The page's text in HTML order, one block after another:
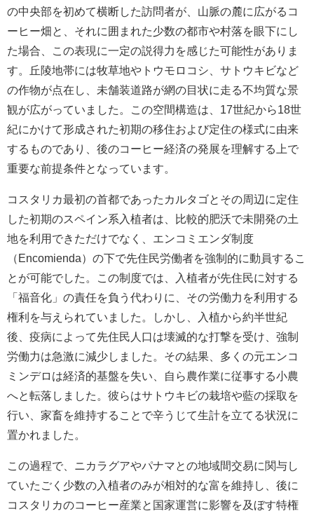
の中央部を初めて横断した訪問者が、山脈の麓に広がるコ
ーヒー畑と、それに囲まれた少数の都市や村落を眼下にし
た場合、この表現に一定の説得力を感じた可能性がありま
す。丘陵地帯には牧草地やトウモロコシ、サトウキビなど
の作物が点在し、未舗装道路が網の目状に走る不均質な景
観が広がっていました。この空間構造は、17世紀から18世
紀にかけて形成された初期の移住および定住の様式に由来
するものであり、後のコーヒー経済の発展を理解する上で
重要な前提条件となっています。
コスタリカ最初の首都であったカルタゴとその周辺に定住
した初期のスペイン系入植者は、比較的肥沃で未開発の土
地を利用できただけでなく、エンコミエンダ制度
（Encomienda）の下で先住民労働者を強制的に動員するこ
とが可能でした。この制度では、入植者が先住民に対する
「福音化」の責任を負う代わりに、その労働力を利用する
権利を与えられていました。しかし、入植から約半世紀
後、疫病によって先住民人口は壊滅的な打撃を受け、強制
労働力は急激に減少しました。その結果、多くの元エンコ
ミンデロは経済的基盤を失い、自ら農作業に従事する小農
へと転落しました。彼らはサトウキビの栽培や藍の採取を
行い、家畜を維持することで辛うじて生計を立てる状況に
置かれました。
この過程で、ニカラグアやパナマとの地域間交易に関与し
ていたごく少数の入植者のみが相対的な富を維持し、後に
コスタリカのコーヒー産業と国家運営に影響を及ぼす特権